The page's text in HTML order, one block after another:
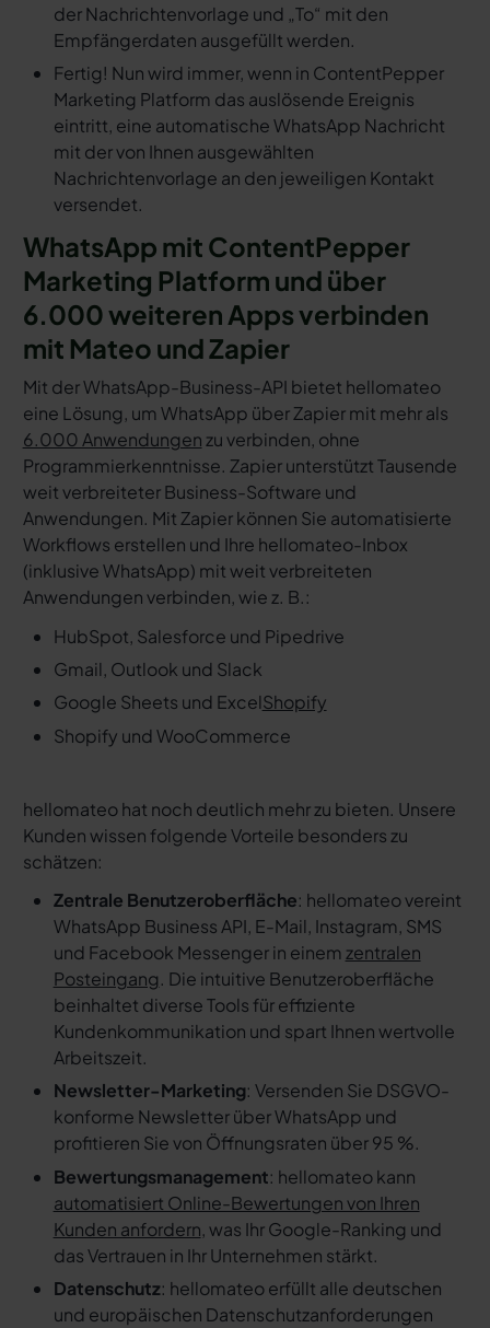
der Nachrichtenvorlage und „To“ mit den
Empfängerdaten ausgefüllt werden.
Fertig! Nun wird immer, wenn in ContentPepper
Marketing Platform das auslösende Ereignis
eintritt, eine automatische WhatsApp Nachricht
mit der von Ihnen ausgewählten
Nachrichtenvorlage an den jeweiligen Kontakt
versendet.
WhatsApp mit ContentPepper
Marketing Platform und über
6.000 weiteren Apps verbinden
mit Mateo und Zapier
Mit der WhatsApp-Business-API bietet hellomateo
eine Lösung, um WhatsApp über Zapier mit mehr als
6.000 Anwendungenzu verbinden, ohne
Programmierkenntnisse. Zapier unterstützt Tausende
weit verbreiteter Business-Software und
Anwendungen. Mit Zapier können Sie automatisierte
Workflows erstellen und Ihre hellomateo-Inbox
(inklusive WhatsApp) mit weit verbreiteten
Anwendungen verbinden, wie z. B.:
HubSpot, Salesforce und Pipedrive
Gmail, Outlook und Slack
Google Sheets und ExcelShopify
Shopify und WooCommerce
hellomateo hat noch deutlich mehr zu bieten. Unsere
Kunden wissen folgende Vorteile besonders zu
schätzen:
Zentrale Benutzeroberfläche: hellomateo vereint
WhatsApp Business API, E-Mail, Instagram, SMS
und Facebook Messenger in einem zentralen
Posteingang. Die intuitive Benutzeroberfläche
beinhaltet diverse Tools für effiziente
Kundenkommunikation und spart Ihnen wertvolle
Arbeitszeit.
Newsletter-Marketing: Versenden Sie DSGVO-
konforme Newsletter über WhatsApp und
profitieren Sie von Öffnungsraten über 95 %.
Bewertungsmanagement: hellomateo kann
automatisiert Online-Bewertungen von Ihren
Kunden anfordern, was Ihr Google-Ranking und
das Vertrauen in Ihr Unternehmen stärkt.
Datenschutz: hellomateo erfüllt alle deutschen
und europäischen Datenschutzanforderungen